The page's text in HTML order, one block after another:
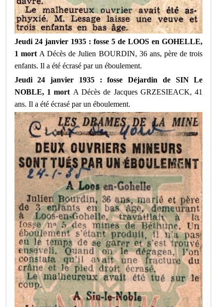
Jeudi 24 janvier 1935 : fosse 5 de LOOS en GOHELLE,
1 mort A Décès de Julien BOURDIN, 36 ans, père de trois
enfants. Il a été écrasé par un éboulement.
Jeudi 24 janvier 1935 : fosse Déjardin de SIN Le
NOBLE, 1 mort A Décès de Jacques GRZESIEACK, 41
ans. Il a été écrasé par un éboulement.